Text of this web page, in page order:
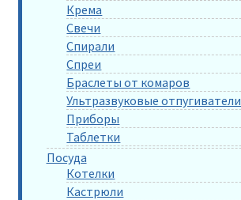
Крема
Свечи
Спирали
Спреи
Браслеты от комаров
Ультразвуковые отпугиватели
Приборы
Таблетки
Посуда
Котелки
Кастрюли